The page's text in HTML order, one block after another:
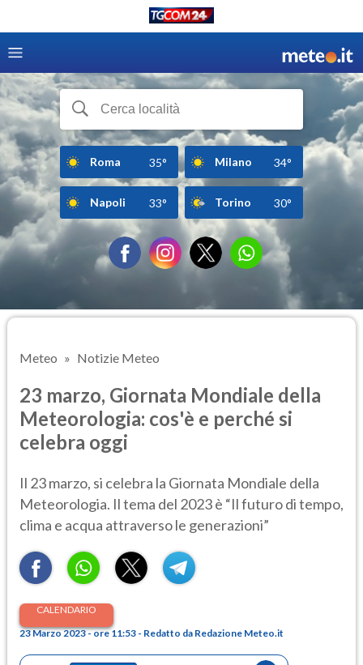
Roma 35° Milano 34°
Napoli 33° Torino 30°
Meteo Notizie Meteo
23 marzo, Giornata Mondiale della
Meteorologia: cos'è e perché si
celebra oggi
Il 23 marzo, si celebra la Giornata Mondiale della
Meteorologia. Il tema del 2023 è “Il futuro di tempo,
clima e acqua attraverso le generazioni”
CALENDARIO
23 Marzo 2023 - ore 11:53 - Redatto da Redazione Meteo.it